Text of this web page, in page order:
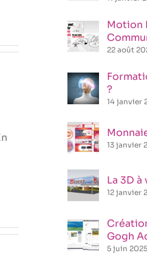
Motion
22 août
?
14 janvier
13 janvier
La 3D
12 janvier
Gogh
5 juin 2025